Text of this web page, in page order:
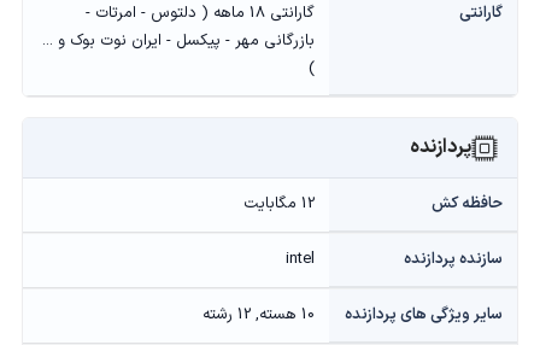
گارانتی
گارانتی 18 ماهه ( دلتوس - امرتات -
بازرگانی مهر - پیکسل - ایران نوت بوک و ...
)
پردازنده
حافظه کش 12 مگابایت
سازنده پردازنده intel
سایر ویژگی های پردازنده 10 هسته, 12 رشته